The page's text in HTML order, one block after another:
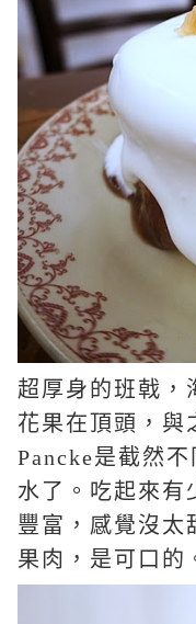
超厚身的班戟，
花果在頂頭，與
Pancke是截然
水了。吃起來有
豐富，感覺沒太
果肉，是可口的